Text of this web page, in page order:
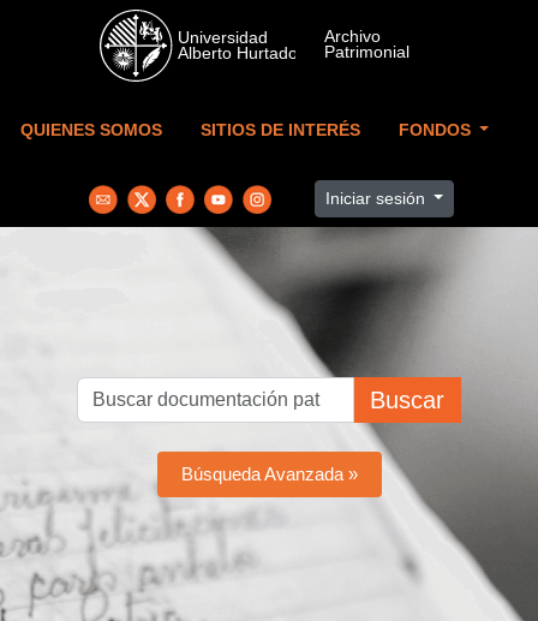
Skip to main content
QUIENES SOMOS SITIOS DE INTERÉS FONDOS
Iniciar sesión
Buscar
Búsqueda Avanzada »